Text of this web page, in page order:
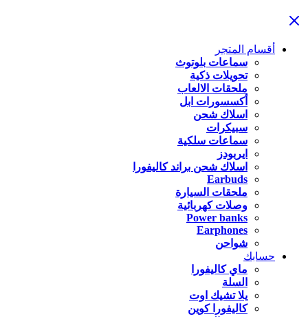
أقسام المتجر
سماعات بلوتوث
تحويلات ذكية
ملحقات الالعاب
أكسسورات ابل
اسلاك شحن
سبيكرات
سماعات سلكية
ايربودز
اسلاك شحن براند كاليفورا
Earbuds
ملحقات السيارة
وصلات كهربائية
Power banks
Earphones
شواحن
حسابك
ماي كاليفورا
السلة
يلا تشيك اوت
كاليفورا كوين